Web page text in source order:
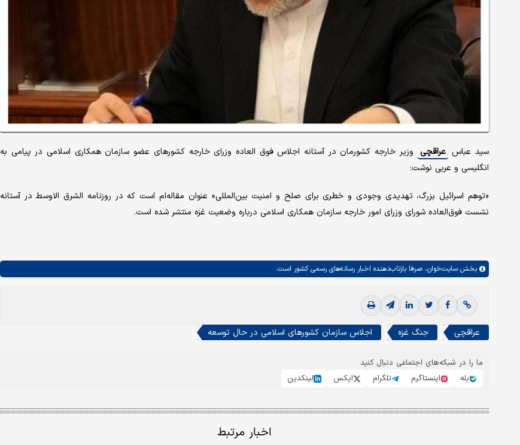
سید عباس عراقچی
وزیر خارجه کشورمان در آستانه اجلاس فوق العاده وزرای خارجه کشورهای عضو سازمان همکاری اسلامی در پیامی به
انگلیسی و عربی نوشت:
«توهم اسرائیل بزرگ، تهدیدی وجودی و خطری برای صلح و امنیت بین‌المللی» عنوان مقاله‌ام است که در روزنامه الشرق الاوسط در آستانه
نشست فوق‌العاده شورای وزرای امور خارجه سازمان همکاری اسلامی درباره وضعیت غزه منتشر شده است.
بخش سایت‌خوان، صرفا بازتاب‌دهنده اخبار رسانه‌های رسمی کشور است.
عراقچی جنگ غزه اجلاس سازمان کشورهای اسلامی در حال توسعه
ما را در شبکه‌های اجتماعی دنبال کنید
بله
اینستاگرم تلگرام ایکس لینکدین
اخبار مرتبط